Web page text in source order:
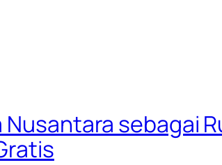
sebagai